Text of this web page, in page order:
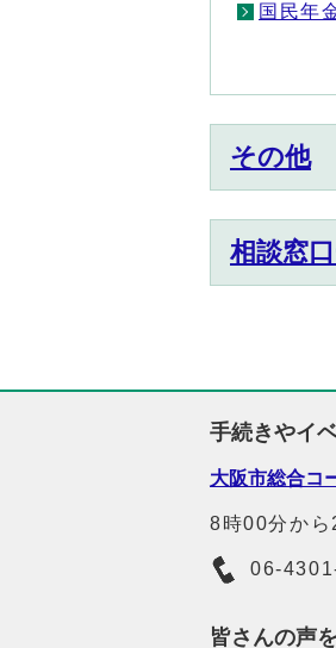
国民年
その他
相談窓
手続きやイ
大阪市総合コ
8時00分から
06-
皆さんの声